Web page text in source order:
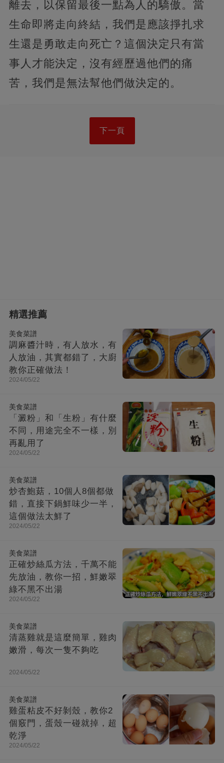
離去，以保留最後一點為人的驕傲。當
生命即將走向終結，我們是應該掙扎求
生還是勇敢走向死亡？這個決定只有當
事人才能決定，沒有經歷過他們的痛
苦，我們是無法幫他們做決定的。
下一頁
精選推薦
美食菜譜
調麻醬汁時，有人放水，有
人放油，其實都錯了，大廚
教你正確做法！
2024/05/22
美食菜譜
「澱粉」和「生粉」有什麼
不同，用途完全不一樣，別
再亂用了
2024/05/22
美食菜譜
炒杏鮑菇，10個人8個都做
錯，直接下鍋鮮味少一半，
這個做法太鮮了
2024/05/22
美食菜譜
正確炒絲瓜方法，千萬不能
先放油，教你一招，鮮嫩翠
綠不黑不出湯
2024/05/22
美食菜譜
清蒸雞就是這麼簡單，雞肉
嫩滑，每次一隻不夠吃
2024/05/22
美食菜譜
雞蛋粘皮不好剝殼，教你2
個竅門，蛋殼一碰就掉，超
乾淨
2024/05/22